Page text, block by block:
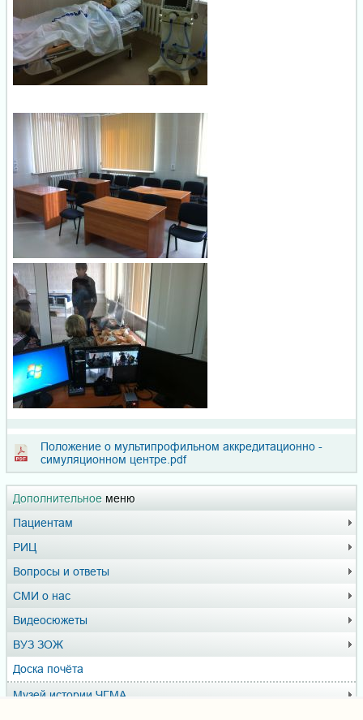
Дополнительное меню
Пациентам
РИЦ
Вопросы и ответы
СМИ о нас
Видеосюжеты
ВУЗ ЗОЖ
Доска почёта
Музей истории ЧГМА
Положение о мультипрофильном аккредитационно -
симуляционном центре.pdf